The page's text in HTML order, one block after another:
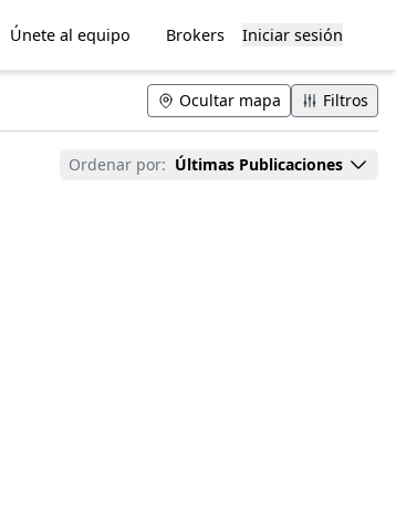
Únete al equipo Brokers Iniciar sesión
Ocultar mapa Filtros
Ordenar por: Últimas Publicaciones